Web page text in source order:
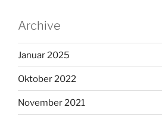
Archive
Januar 2025
Oktober 2022
November 2021